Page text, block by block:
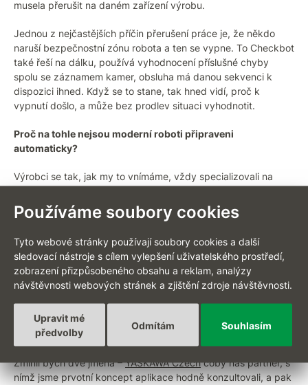
Používáme soubory cookies
Tyto webové stránky používají soubory cookies a další
sledovací nástroje s cílem vylepšení uživatelského prostředí,
zobrazení přizpůsobeného obsahu a reklam, analýzy
návštěvnosti webových stránek a zjištění zdroje návštěvnosti.
Souhlasím
Odmítám
Upravit mé
předvolby
musela přerušit na daném zařízení výrobu.
Jednou z nejčastějších příčin přerušení práce je, že někdo
naruší bezpečnostní zónu robota a ten se vypne. To Checkbot
také řeší na dálku, používá vyhodnocení příslušné chyby
spolu se záznamem kamer, obsluha má danou sekvenci k
dispozici ihned. Když se to stane, tak hned vidí, proč k
vypnutí došlo, a může bez prodlev situaci vyhodnotit.
Proč na tohle nejsou moderní roboti připraveni
automaticky?
Výrobci se tak, jak my to vnímáme, vždy specializovali na
opravdu výborný software, ať už jde o svařování, lakování,
manipulaci… robot už dnes zvládá zpracovat velmi komplexní
zpracování a není divu, často jde o strojírenské firmy. Umí i
pohony jednotlivých částí robotů a naprogramování přesných
pohybů robotických ramen. Ale například vzdálená
komunikace nebyla nikdy jejich prioritou.
Chcete říct jméno prvního zákazníka, který to všechno
spustil?
Zmínil bych dvě jména –YASKAWA Czechcoby náš partner, s
nímž jsme prvotní koncept aplikace hodně konzultovali, a pak